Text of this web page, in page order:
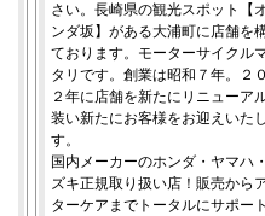
さい。長崎県の観光スポット【
ンダ坂】がある大浦町に店舗を
ております。モーターサイクル
タリです。創業は昭和７年。２
２年に店舗を新たにリニューア
装い新たにお客様をお迎えいた
す。
国内メーカーのホンダ・ヤマハ
ズキ正規取り扱い店！販売から
ターケアまでトータルにサポー